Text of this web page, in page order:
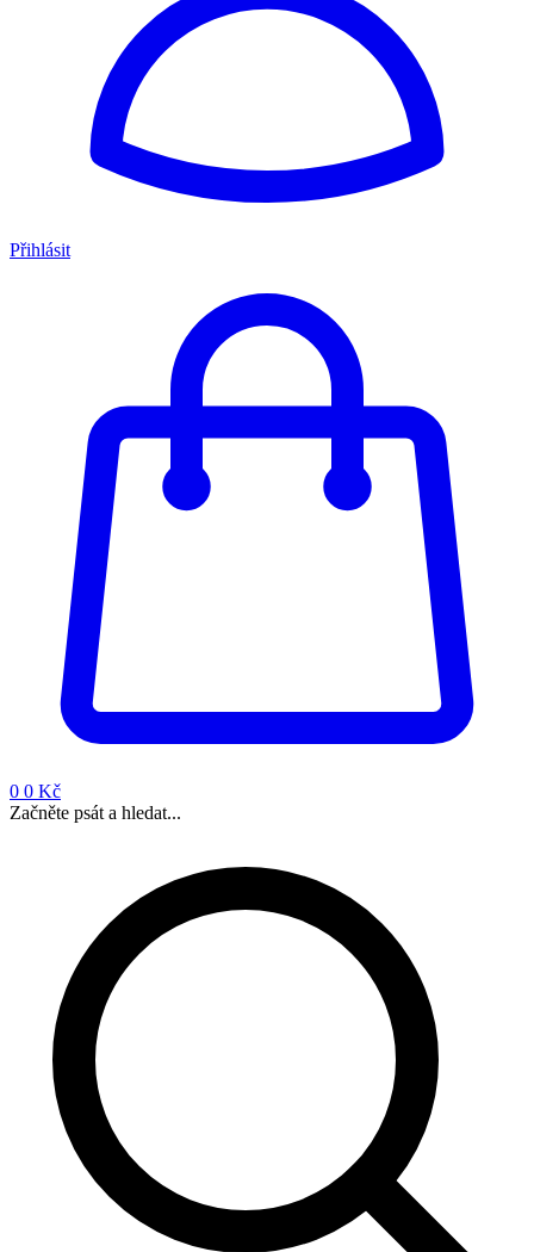
Přihlásit
0 0 Kč
Začněte psát a hledat...